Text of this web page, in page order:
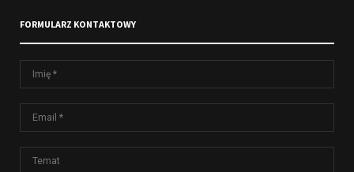
FORMULARZ KONTAKTOWY